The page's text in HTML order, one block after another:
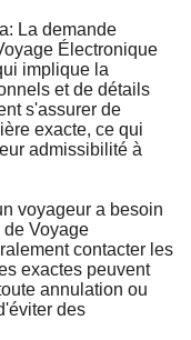
La demande
Électronique
implique la
et de détails
s'assurer de
exacte, ce qui
admissibilité à
voyageur a besoin
Voyage
contacter les
exactes peuvent
annulation ou
des